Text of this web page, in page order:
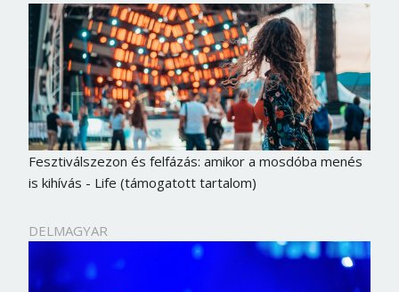
Fesztiválszezon és felfázás: amikor a mosdóba menés
is kihívás - Life (támogatott tartalom)
DELMAGYAR